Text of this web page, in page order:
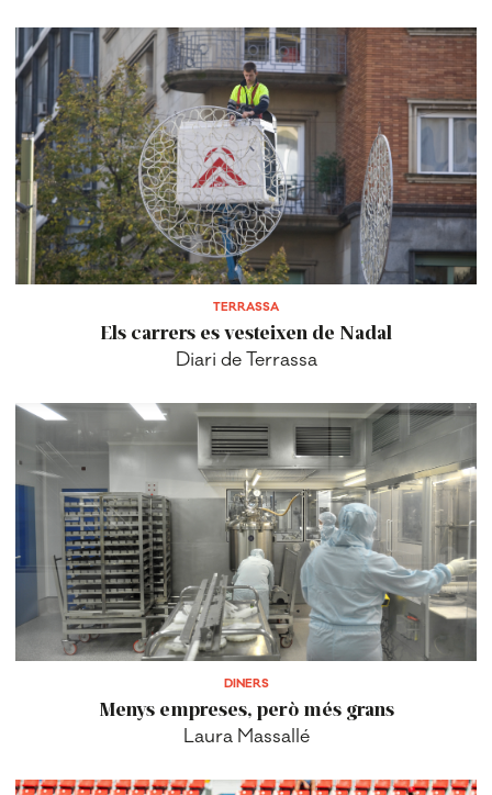
TERRASSA
Els carrers es vesteixen de Nadal
Diari de Terrassa
DINERS
Menys empreses, però més grans
Laura Massallé